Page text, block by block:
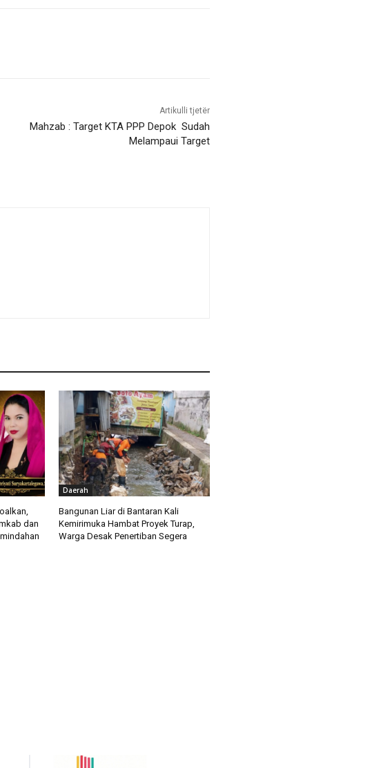
Artikulli tjetër
Mahzab : Target KTA PPP Depok Sudah
Melampaui Target
dan
Daerah
Bangunan Liar di Bantaran Kali
Kemirimuka Hambat Proyek Turap,
Warga Desak Penertiban Segera